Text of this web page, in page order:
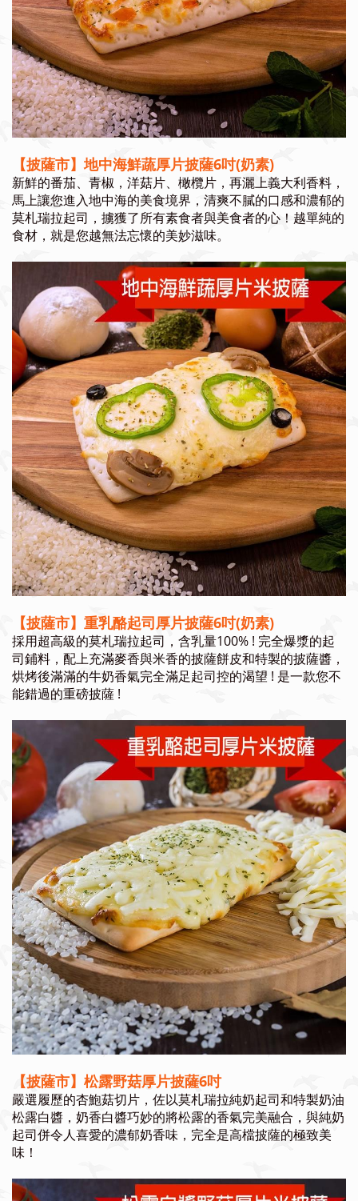
【披薩市】地中海鮮蔬厚片披薩6吋(奶素)
新鮮的番茄、青椒，洋菇片、橄欖片，再灑上義大利香料，
馬上讓您進入地中海的美食境界，清爽不膩的口感和濃郁的
莫札瑞拉起司，擄獲了所有素食者與美食者的心！越單純的
食材，就是您越無法忘懷的美妙滋味。
【披薩市】重乳酪起司厚片披薩6吋(奶素)
採用超高級的莫札瑞拉起司，含乳量100% ! 完全爆漿的起
司鋪料，配上充滿麥香與米香的披薩餅皮和特製的披薩醬，
烘烤後滿滿的牛奶香氣完全滿足起司控的渴望 ! 是一款您不
能錯過的重磅披薩 !
【披薩市】松露野菇厚片披薩6吋
嚴選履歷的杏鮑菇切片，佐以莫札瑞拉純奶起司和特製奶油
松露白醬，奶香白醬巧妙的將松露的香氣完美融合，與純奶
起司併令人喜愛的濃郁奶香味，完全是高檔披薩的極致美
味！